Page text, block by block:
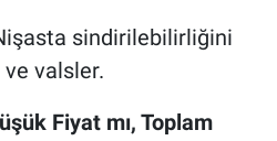
sindirilebilirliğini
valsler.
Fiyat mı, Toplam